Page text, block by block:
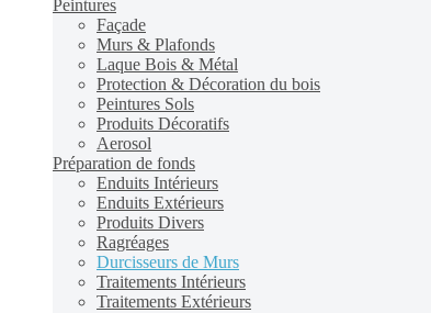
Peintures
Façade
Murs & Plafonds
Laque Bois & Métal
Protection & Décoration du bois
Peintures Sols
Produits Décoratifs
Aerosol
Préparation de fonds
Enduits Intérieurs
Enduits Extérieurs
Produits Divers
Ragréages
Durcisseurs de Murs
Traitements Intérieurs
Traitements Extérieurs